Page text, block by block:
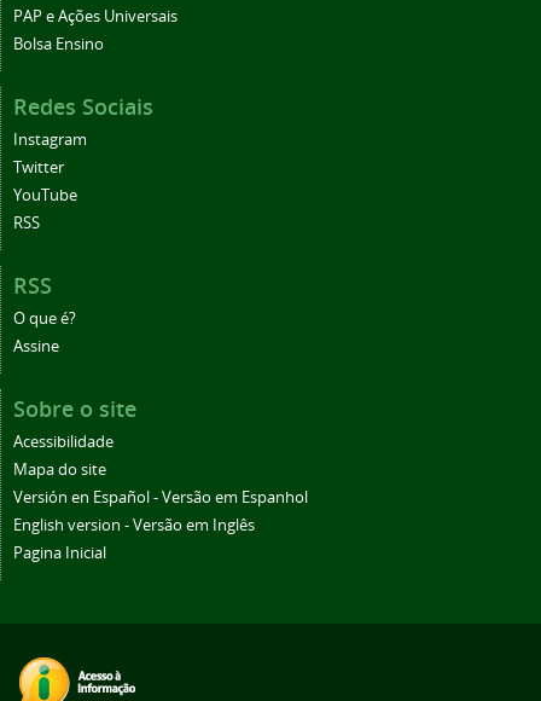
PAP e Ações Universais
Bolsa Ensino
Redes Sociais
Instagram
Twitter
YouTube
RSS
RSS
O que é?
Assine
Sobre o site
Acessibilidade
Mapa do site
Versión en Español - Versão em Espanhol
English version - Versão em Inglês
Pagina Inicial